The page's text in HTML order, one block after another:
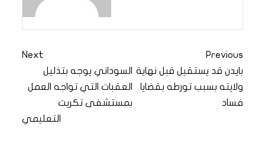
Previous
بايدن قد يستقيل قبل نهاية
ولايته بسبب تورطه بقضايا
فساد
Next
السوداني يوجه بتذليل
العقبات التي تواجه العمل
بمستشفى تكريت
التعليمي